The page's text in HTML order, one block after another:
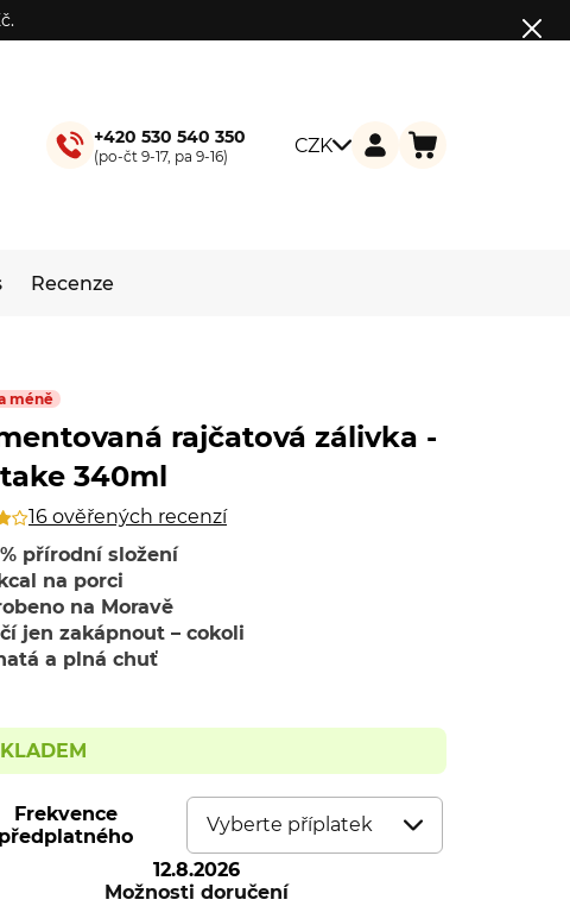
+420 530 540 350
(po-čt 9-17, pa 9-16) CZK
Recenze
16 ověřených recenzí
méně
rajčatová zálivka -
340ml
Frekvence
předplatného
12.8.2026
Možnosti doručení
přírodní složení
na porci
na Moravě
jen zakápnout – cokoli
a plná chuť